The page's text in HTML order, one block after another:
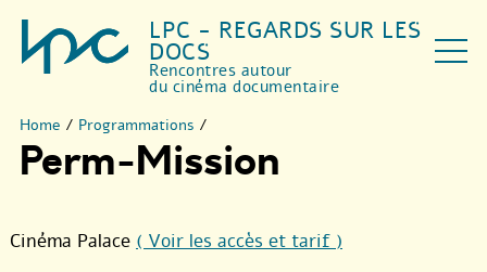
LPC - REGARDS SUR LES
DOCS
Rencontres autour
du cinéma documentaire
Home / Programmations /
Perm-Mission
Cinéma Palace ( Voir les accès et tarif )